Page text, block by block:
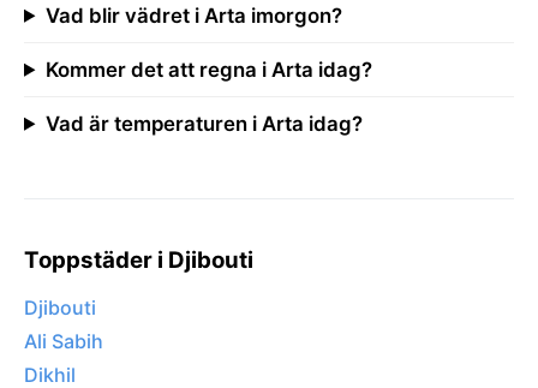
Vad blir vädret i Arta imorgon?
Kommer det att regna i Arta idag?
Vad är temperaturen i Arta idag?
Toppstäder i Djibouti
Djibouti
Ali Sabih
Dikhil